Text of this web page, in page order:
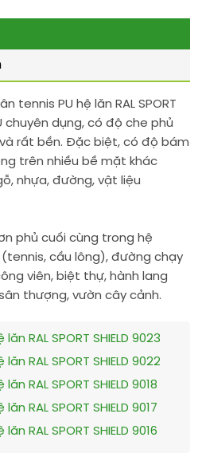
tennis PU hệ lăn RAL SPORT
chuyên dụng, có độ che phủ
rất bền. Đặc biệt, có độ bám
trên nhiều bề mặt khác
nhựa, đường, vật liệu
phủ cuối cùng trong hệ
cầu lông), đường chạy
viên, biệt thự, hành lang
thượng, vườn cây cảnh.
RAL SPORT SHIELD 9023
RAL SPORT SHIELD 9022
RAL SPORT SHIELD 9018
RAL SPORT SHIELD 9017
RAL SPORT SHIELD 9016